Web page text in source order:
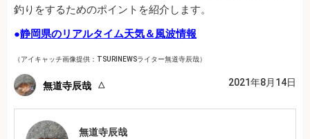
釣りをするためのポイントを紹介します。
●静岡県のリアルタイム天気＆風波情報
（アイキャッチ画像提供：TSURINEWSライター無道寺辰哉）
無道寺辰哉 2021年8月14日
無道寺辰哉